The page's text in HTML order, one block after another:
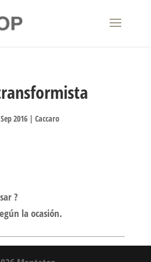
2016| Caccaro
?
la ocasión.